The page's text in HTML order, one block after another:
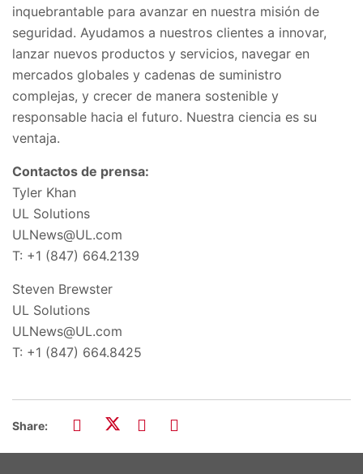
inquebrantable para avanzar en nuestra misión de
seguridad. Ayudamos a nuestros clientes a innovar,
lanzar nuevos productos y servicios, navegar en
mercados globales y cadenas de suministro
complejas, y crecer de manera sostenible y
responsable hacia el futuro. Nuestra ciencia es su
ventaja.
Contactos de prensa:
Tyler Khan
UL Solutions
ULNews@UL.com
T: +1 (847) 664.2139
Steven Brewster
UL Solutions
ULNews@UL.com
T: +1 (847) 664.8425
Share: